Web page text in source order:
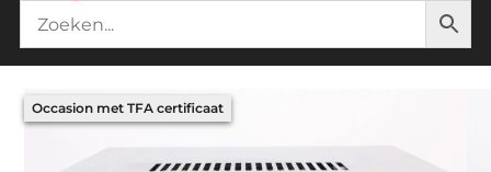
Occasion met TFA certificaat